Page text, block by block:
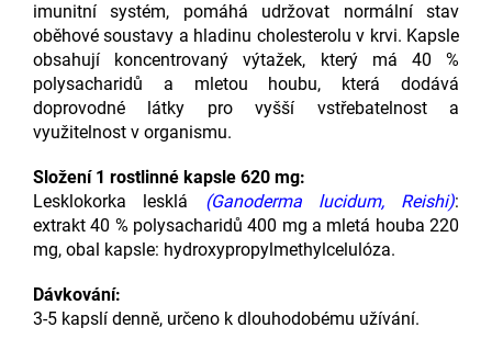
imunitní systém, pomáhá udržovat normální stav
oběhové soustavy a hladinu cholesterolu v krvi. Kapsle
obsahují koncentrovaný výtažek, který má 40 %
polysacharidů a mletou houbu, která dodává
doprovodné látky pro vyšší vstřebatelnost a
využitelnost v organismu.
Složení 1 rostlinné kapsle 620 mg:
Lesklokorka lesklá (Ganoderma lucidum, Reishi):
extrakt 40 % polysacharidů 400 mg a mletá houba 220
mg, obal kapsle: hydroxypropylmethylcelulóza.
Dávkování:
3-5 kapslí denně, určeno k dlouhodobému užívání.